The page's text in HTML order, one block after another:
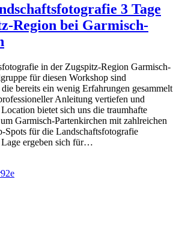
3 Tage
Region bei Garmisch-
in der Zugspitz-Region Garmisch-
für diesen Workshop sind
bereits ein wenig Erfahrungen gesammelt
Anleitung vertiefen und
bietet sich uns die traumhafte
Garmisch-Partenkirchen mit zahlreichen
Spots für die Landschaftsfotografie
ergeben sich für…